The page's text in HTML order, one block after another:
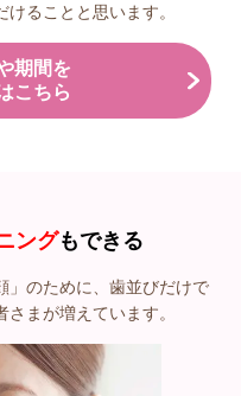
ることと思います。
期間を
こちら
ングもできる
」のために、歯並びだけで
さまが増えています。